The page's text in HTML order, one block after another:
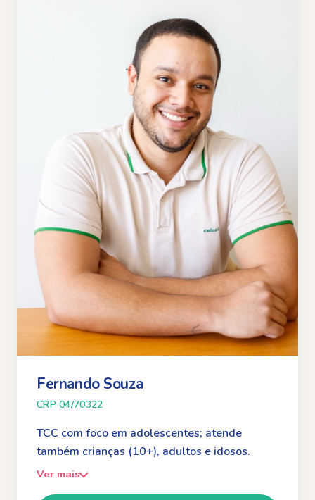
Fernando Souza
CRP 04/70322
TCC com foco em adolescentes; atende
também crianças (10+), adultos e idosos.
Ver mais